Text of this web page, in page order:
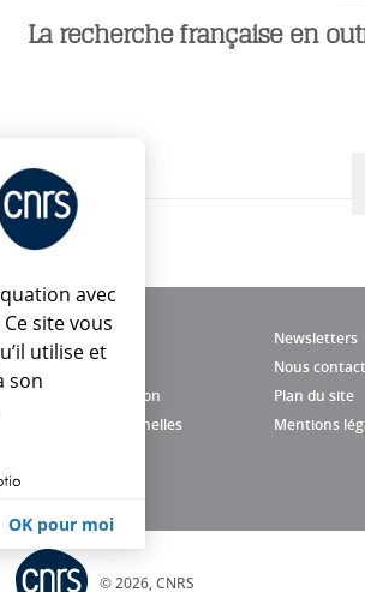
La recherche française en
Newsletters
Nous
Charte d'utilisation
Plan du site
Données personnelles
Mentions
© 2026, CNRS
avec
site vous
utilise et
son
OK pour moi
vos Options